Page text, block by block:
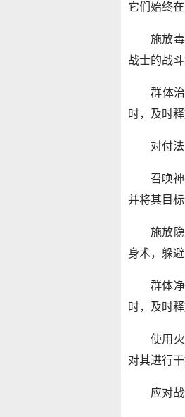
它们始终在
施放
战士的战斗
群体
时，及时
对付
召唤
并将其目
施放
身术，躲避
群体
时，及时
使用
对其进行干
应对